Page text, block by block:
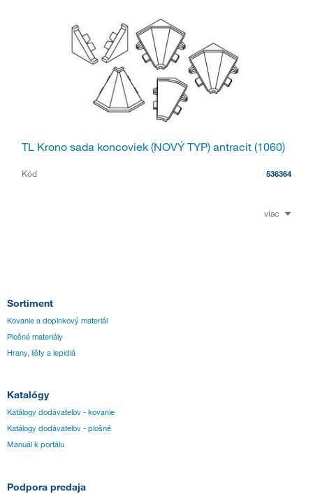
TL Krono sada koncoviek (NOVÝ TYP) antracit (1060)
Kód 536364
viac
Sortiment
Kovanie a doplnkový materiál
Plošné materiály
Hrany, lišty a lepidlá
Katalógy
Katálogy dodávateľov - kovanie
Katálogy dodávateľov - plošné
Manuál k portálu
Podpora predaja